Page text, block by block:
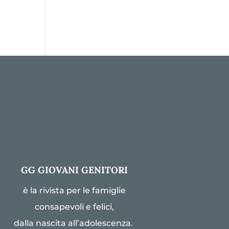
GG GIOVANI GENITORI
è la rivista per le famiglie
consapevoli e felici,
dalla nascita all’adolescenza.